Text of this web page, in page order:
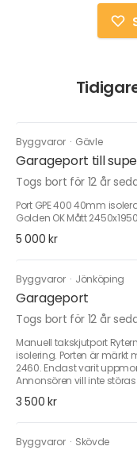
Byggvaror · Gävle
Garageport till
Togs bort för 12 år
Port GPE 400 40mm
Golden OK Mått 2450x1950
5 000 kr
Byggvaror · Jönköping
Garageport
Togs bort för 12 år
Manuell takskjutport
isolering. Porten är märkt
2460. Endast varit
Annonsören vill inte
3 500 kr
Byggvaror · Skövde